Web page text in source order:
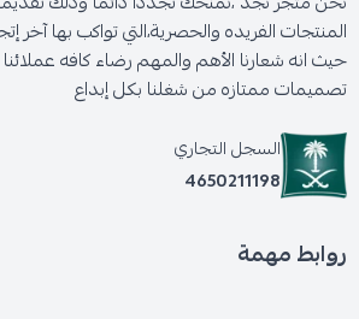
المنتجات الفريده والحصرية،التي تواكب بها آخر
حيث انه شعارنا الأهم والمهم رضاء كافه
تصميمات ممتازه من شغلنا بكل إبداع
السجل التجاري
4650211198
روابط مهمة